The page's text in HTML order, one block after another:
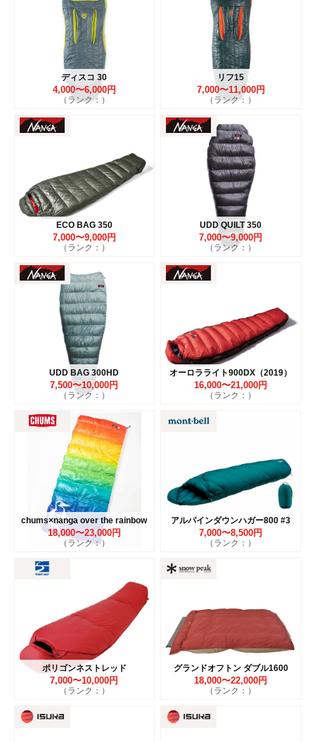
ディスコ 30
4,000〜6,000円
（ランク：）
リフ15
7,000〜11,000円
（ランク：）
ECO BAG 350
7,000〜9,000円
（ランク：）
UDD QUILT 350
7,000〜9,000円
（ランク：）
UDD BAG 300HD
7,500〜10,000円
（ランク：）
オーロラライト900DX（2019）
16,000〜21,000円
（ランク：）
chums×nanga over the rainbow
18,000〜23,000円
（ランク：）
アルパインダウンハガー800 #3
7,000〜8,500円
（ランク：）
ポリゴンネストレッド
7,000〜10,000円
（ランク：）
グランドオフトン ダブル1600
18,000〜22,000円
（ランク：）